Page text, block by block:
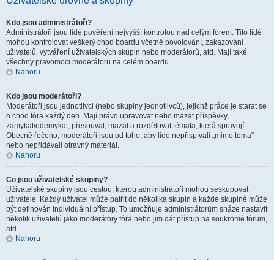
Kdo jsou administrátoři?
Administrátoři jsou lidé pověření nejvyšší kontrolou nad celým fórem. Tito lidé
mohou kontrolovat veškerý chod boardu včetně povolování, zakazování
uživatelů, vytváření uživatelských skupin nebo moderátorů, atd. Mají také
všechny pravomoci moderátorů na celém boardu.
Nahoru
Kdo jsou moderátoři?
Moderátoři jsou jednotlivci (nebo skupiny jednotlivců), jejichž práce je starat se
o chod fóra každý den. Mají právo upravovat nebo mazat příspěvky,
zamykat/odemykat, přesouvat, mazat a rozdělovat témata, která spravují.
Obecně řečeno, moderátoři jsou od toho, aby lidé nepřispívali „mimo téma”
nebo nepřidávali otravný materiál.
Nahoru
Co jsou uživatelské skupiny?
Uživatelské skupiny jsou cestou, kterou administrátoři mohou seskupovat
uživatele. Každý uživatel může patřit do několika skupin a každé skupině může
být definován individuální přístup. To umožňuje administrátorům snáze nastavit
několik uživatelů jako moderátory fóra nebo jim dát přístup na soukromé fórum,
atd.
Nahoru